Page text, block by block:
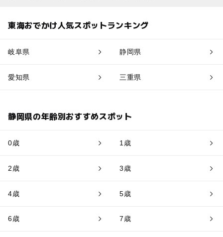
東海おでかけ人気スポットランキング
岐阜県 静岡県
愛知県 三重県
静岡県の年齢別おすすめスポット
0歳 1歳
2歳 3歳
4歳 5歳
6歳 7歳